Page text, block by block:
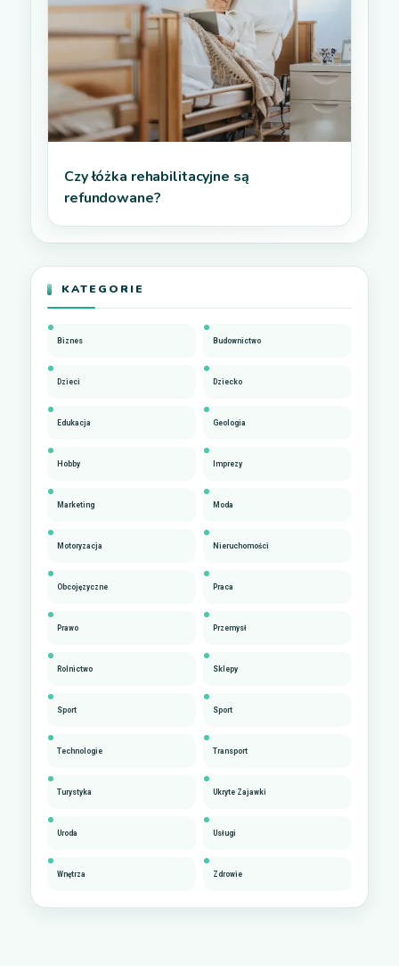
Czy łóżka rehabilitacyjne są
refundowane?
KATEGORIE
Biznes Budownictwo
Dzieci Dziecko
Edukacja Geologia
Hobby Imprezy
Marketing Moda
Motoryzacja Nieruchomości
Obcojęzyczne Praca
Prawo Przemysł
Rolnictwo Sklepy
Sport Sport
Technologie Transport
Turystyka Ukryte Zajawki
Uroda Usługi
Wnętrza Zdrowie